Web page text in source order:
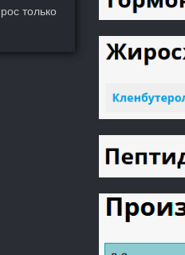
только